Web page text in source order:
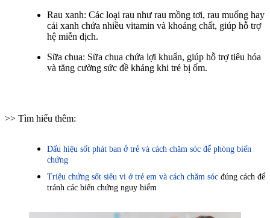
Rau xanh: Các loại rau như rau mồng tơi, rau muống hay
cải xanh chứa nhiều vitamin và khoáng chất, giúp hỗ trợ
hệ miễn dịch.
Sữa chua: Sữa chua chứa lợi khuẩn, giúp hỗ trợ tiêu hóa
và tăng cường sức đề kháng khi trẻ bị ốm.
>> Tìm hiểu thêm:
Dấu hiệu sốt phát ban ở trẻ và cách chăm sóc để phòng biến
chứng
Triệu chứng sốt siêu vi ở trẻ em và cách chăm sóc đúng cách để
tránh các biến chứng nguy hiểm